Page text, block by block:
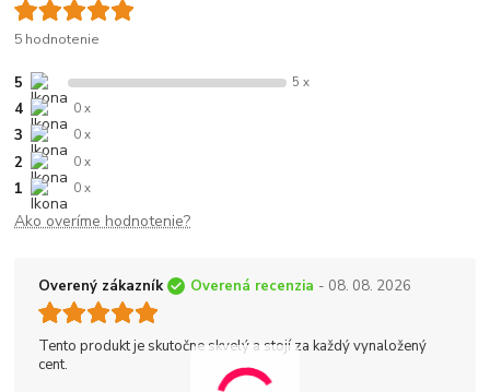
5 hodnotenie
5 5 x
4 0 x
3 0 x
2 0 x
1 0 x
Ako overíme hodnotenie?
Overený zákazník Overená recenzia - 08. 08. 2026
Tento produkt je skutočne skvelý a stojí za každý vynaložený
cent.